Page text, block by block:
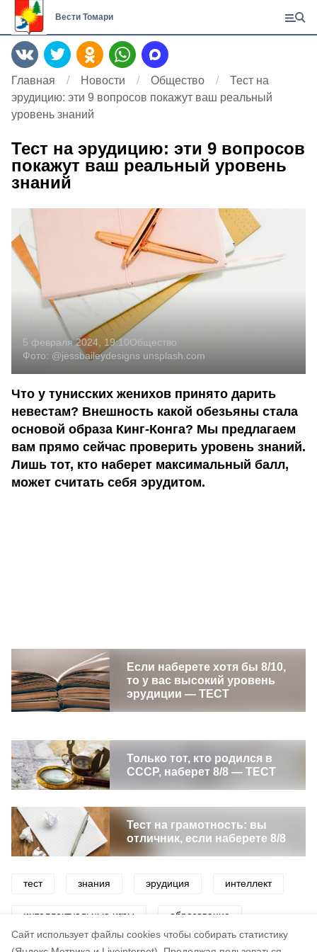
Cайт использует файлы cookies чтобы собирать статистику
Вести Томари
Главная Новости Общество
Тест на
эрудицию: эти 9 вопросов покажут ваш реальный
уровень знаний
Тест на эрудицию: эти 9 вопросов
покажут ваш реальный уровень
знаний
5 февраля 2024, 19:10Общество
Фото: @jessbaileydesigns unsplash.com
Что у тунисских женихов принято дарить
невестам? Внешность какой обезьяны стала
основой образа Кинг-Конга? Мы предлагаем
вам прямо сейчас проверить уровень знаний.
Лишь тот, кто наберет максимальный балл,
может считать себя эрудитом.
Если наберете хотя бы 8/10,
то у вас высокий уровень
эрудиции — ТЕСТ
Только тот, кто родился в
СССР, наберет 8/8 — ТЕСТ
Тест на грамотность: вы
отличник, если наберете 8/8
тест знания эрудиция интеллект
интеллектуальные игры образование
викторина